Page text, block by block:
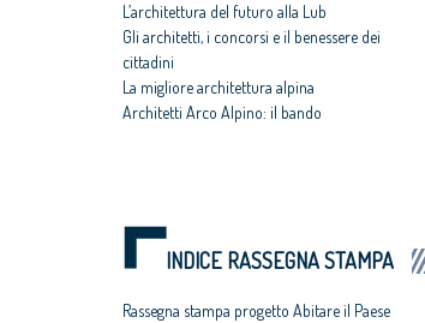
L’architettura del futuro alla Lub
Gli architetti, i concorsi e il benessere dei
cittadini
La migliore architettura alpina
Architetti Arco Alpino: il bando
INDICE RASSEGNA STAMPA
Rassegna stampa progetto Abitare il Paese